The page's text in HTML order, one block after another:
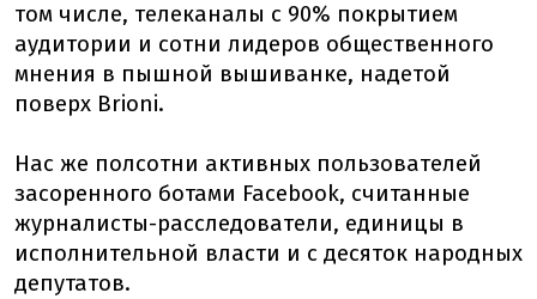
том числе, телеканалы с 90% покрытием
аудитории и сотни лидеров общественного
мнения в пышной вышиванке, надетой
поверх Brioni.
Нас же полсотни активных пользователей
засоренного ботами Facebook, считанные
журналисты-расследователи, единицы в
исполнительной власти и с десяток народных
депутатов.